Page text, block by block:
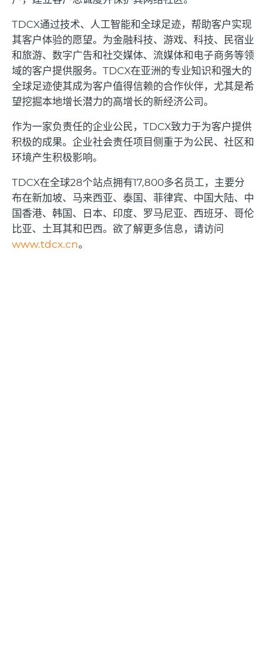
TDCX通过技术、人工智能和全球足迹，帮助客户实现
其客户体验的愿望。为金融科技、游戏、科技、民宿业
和旅游、数字广告和社交媒体、流媒体和电子商务等领
域的客户提供服务。 TDCX在亚洲的专业知识和强大的
全球足迹使其成为客户值得信赖的合作伙伴，尤其是希
望挖掘本地增长潜力的高增长的新经济公司。
作为一家负责任的企业公民， TDCX致力于为客户提供
积极的成果。企业社会责任项目侧重于为公民、社区和
环境产生积极影响。
TDCX在全球28个站点拥有17,800多名员工，主要分
布在新加坡、马来西亚、泰国、菲律宾、中国大陆、中
国香港、韩国、日本、印度、罗马尼亚、西班牙、哥伦
比亚、土耳其和巴西。欲了解更多信息，请访问
www.tdcx.cn。